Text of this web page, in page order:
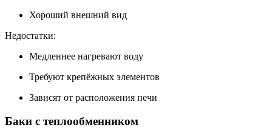
Хороший внешний вид
Недостатки:
Медленнее нагревают воду
Требуют крепёжных элементов
Зависят от расположения печи
Баки с теплообменником